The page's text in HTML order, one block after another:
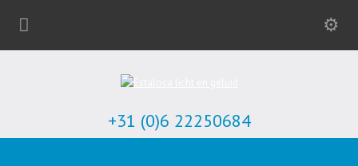
+31 (0)6 22250684